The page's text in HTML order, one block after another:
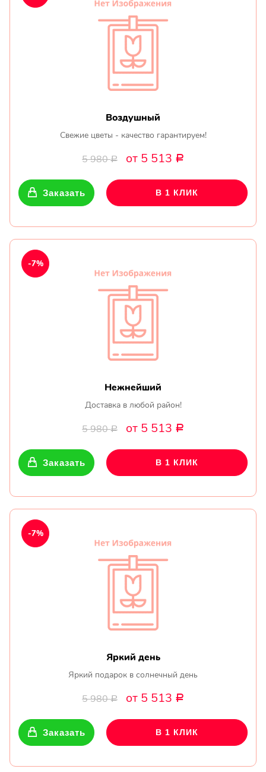
Воздушный
Свежие цветы - качество гарантируем!
5 980Р от 5 513 Р
Заказать В 1 КЛИК
Нежнейший
Доставка в любой район!
5 980Р от 5 513 Р
-7%
Заказать В 1 КЛИК
Яркий день
Яркий подарок в солнечный день
5 980Р от 5 513 Р
-7%
Заказать В 1 КЛИК